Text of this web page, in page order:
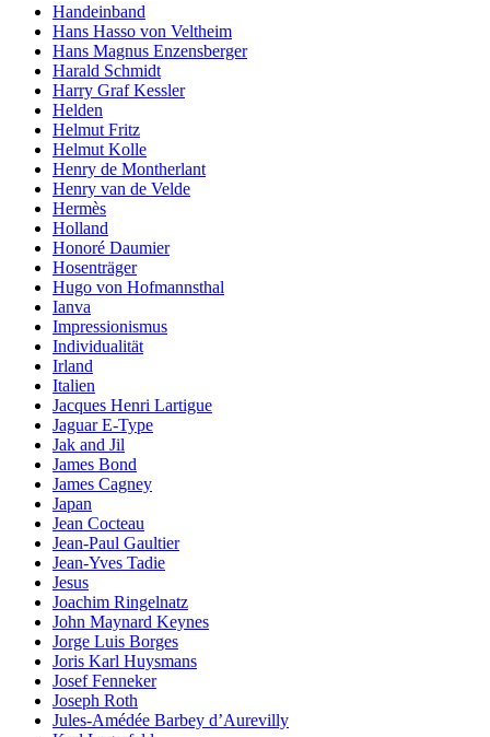
Handeinband
Hans Hasso von Veltheim
Hans Magnus Enzensberger
Harald Schmidt
Harry Graf Kessler
Helden
Helmut Fritz
Helmut Kolle
Henry de Montherlant
Henry van de Velde
Hermès
Holland
Honoré Daumier
Hosenträger
Hugo von Hofmannsthal
Ianva
Impressionismus
Individualität
Irland
Italien
Jacques Henri Lartigue
Jaguar E-Type
Jak and Jil
James Bond
James Cagney
Japan
Jean Cocteau
Jean-Paul Gaultier
Jean-Yves Tadie
Jesus
Joachim Ringelnatz
John Maynard Keynes
Jorge Luis Borges
Joris Karl Huysmans
Josef Fenneker
Joseph Roth
Jules-Amédée Barbey d’Aurevilly